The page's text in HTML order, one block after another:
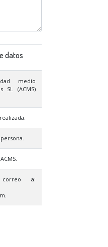
datos
medio
SL (ACMS)
correo a: